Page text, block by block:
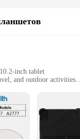
inch tablet
and outdoor activities
features